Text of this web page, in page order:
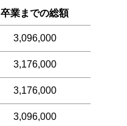
卒業までの総額
3,096,000
3,176,000
3,176,000
3,096,000